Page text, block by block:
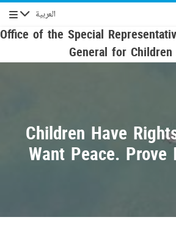
العربية
Office of the Special
General for
Children Have
Want Peace.